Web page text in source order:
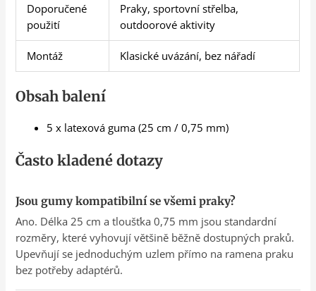
Doporučené
použití
Praky, sportovní střelba,
outdoorové aktivity
Montáž Klasické uvázání, bez nářadí
Obsah balení
5 x latexová guma (25 cm / 0,75 mm)
Často kladené dotazy
Jsou gumy kompatibilní se všemi praky?
Ano. Délka 25 cm a tloušťka 0,75 mm jsou standardní
rozměry, které vyhovují většině běžně dostupných praků.
Upevňují se jednoduchým uzlem přímo na ramena praku
bez potřeby adaptérů.